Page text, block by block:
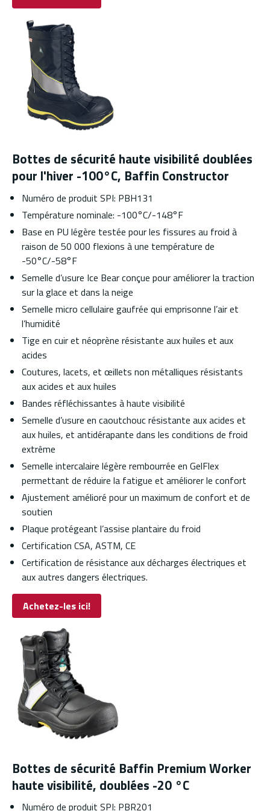
Bottes de sécurité haute visibilité doublées
pour l'hiver -100°C, Baffin Constructor
Numéro de produit SPI: PBH131
Température nominale: -100°C/-148°F
Base en PU légère testée pour les fissures au froid à
raison de 50 000 flexions à une température de
-50°C/-58°F
Semelle d’usure Ice Bear conçue pour améliorer la traction
sur la glace et dans la neige
Semelle micro cellulaire gaufrée qui emprisonne l’air et
l’humidité
Tige en cuir et néoprène résistante aux huiles et aux
acides
Coutures, lacets, et œillets non métalliques résistants
aux acides et aux huiles
Bandes réfléchissantes à haute visibilité
Semelle d’usure en caoutchouc résistante aux acides et
aux huiles, et antidérapante dans les conditions de froid
extrême
Semelle intercalaire légère rembourrée en GelFlex
permettant de réduire la fatigue et améliorer le confort
Ajustement amélioré pour un maximum de confort et de
soutien
Plaque protégeant l’assise plantaire du froid
Certification CSA, ASTM, CE
Certification de résistance aux décharges électriques et
aux autres dangers électriques.
Achetez-les ici!
Bottes de sécurité Baffin Premium Worker
haute visibilité, doublées -20 °C
Numéro de produit SPI: PBR201